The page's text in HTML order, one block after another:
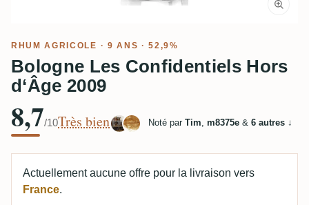
RHUM AGRICOLE · 9 ANS · 52,9%
Bologne Les Confidentiels Hors
d‘Âge 2009
8,7/10Très bien Noté par Tim, m8375e & 6 autres ↓
Actuellement aucune offre pour la livraison vers
France.